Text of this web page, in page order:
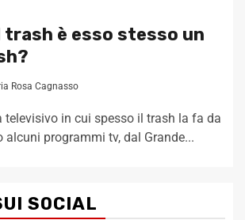
trash è esso stesso un
Rosa Cagnasso
televisivo in cui spesso il trash la fa da
alcuni programmi tv, dal Grande...
SOCIAL